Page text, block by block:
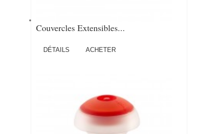
Couvercles Extensibles...
DÉTAILS ACHETER